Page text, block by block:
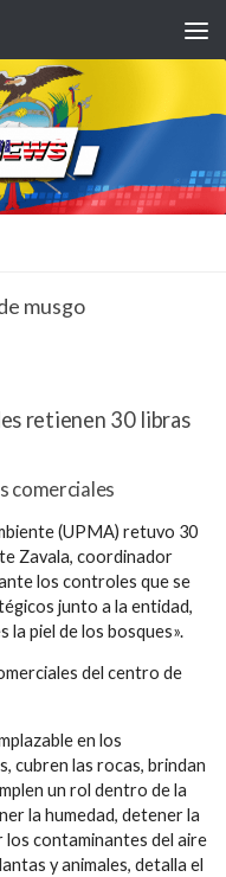
musgo
retienen 30 libras
comerciales
(UPMA) retuvo 30
Zavala, coordinador
los controles que se
junto a la entidad,
la piel de los bosques».
del centro de
en los
cubren las rocas, brindan
un rol dentro de la
la humedad, detener la
contaminantes del aire
y animales, detalla el